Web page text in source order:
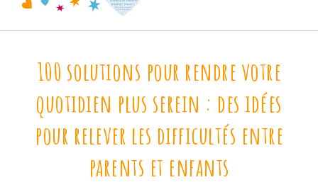
100 solutions pour rendre votre
quotidien plus serein : des idées
pour relever les difficultés entre
parents et enfants